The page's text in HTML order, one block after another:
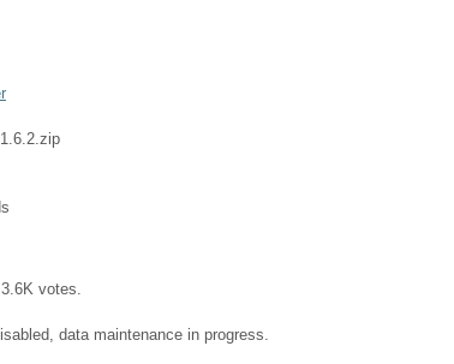
votes.
data maintenance in progress.